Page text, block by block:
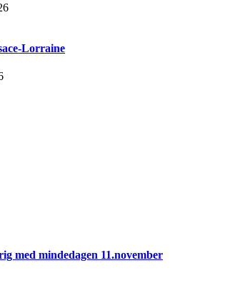
Lorraine
med mindedagen 11.november